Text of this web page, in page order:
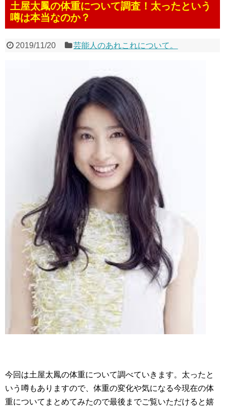
土屋太鳳の体重について調査！太ったという
噂は本当なのか？
2019/11/20 芸能人のあれこれについて。
今回は土屋太鳳の体重について調べていきます。太ったと
いう噂もありますので、体重の変化や気になる今現在の体
重についてまとめてみたので最後までご覧いただけると嬉